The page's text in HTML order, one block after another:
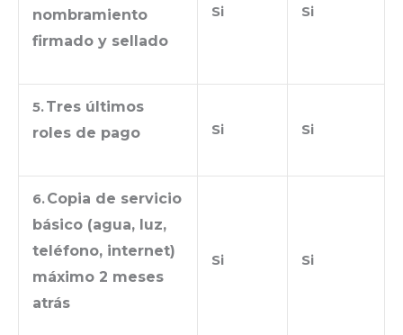
nombramiento
firmado y sellado
Si Si
5.Tres últimos
roles de pago
Si Si
6.Copia de servicio
básico (agua, luz,
teléfono, internet)
máximo 2 meses
atrás
Si Si